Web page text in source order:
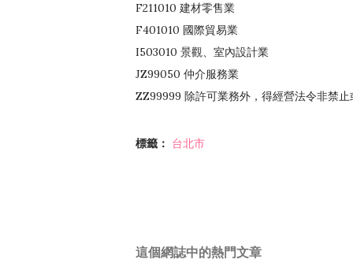
F211010 建材零售業
F401010 國際貿易業
I503010 景觀、室內設計業
JZ99050 仲介服務業
ZZ99999 除許可業務外，得經營法令非禁
標籤： 台北市
這個網誌中的熱門文章